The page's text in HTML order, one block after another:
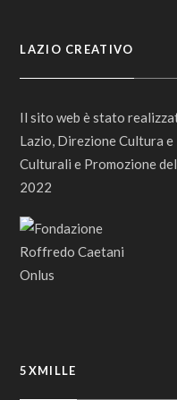
LAZIO CREATIVO
Il sito web è stato
Lazio, Direzione Cultura
Culturali e Promozione
2022
5XMILLE